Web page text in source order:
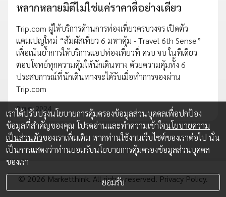
หลากหลายมิติไม่ใช่แค่ราคาดีอย่างเดียว
Trip.com ผู้ให้บริการด้านการท่องเที่ยวครบวงจร เปิดตัว
แคมเปญใหม่ “สัมผัสเที่ยว 6 มหาคุ้ม - Travel 6th Sense”
เพื่อเน้นย้ำการให้บริการแอปท่องเที่ยวที่ ครบ จบ ในทีเดียว
ตอบโจทย์ทุกความคุ้มให้นักเดินทาง ด้วยความคุ้มทั้ง 6
ประสบการณ์ที่นักเดินทางจะได้รับเมื่อทำการจองผ่าน
Trip.com
2 ต.ค. 2024
© 2026 Marketthink. All rights reserved. Privacy Policy.
เราได้ปรับปรุงนโยบายการคุ้มครองข้อมูลส่วนบุคคลเพื่อปกป้อง
ข้อมูลที่สำคัญของคุณ โปรดอ่านและทำความเข้าใจนโยบายความ
เป็นส่วนตัวของเราเพิ่มเติม หากท่านใช้งานเว็บไซต์ของเราต่อไป นั่น
เป็นการแสดงว่าท่านยอมรับนโยบายการคุ้มครองข้อมูลส่วนบุคคล
ของเรา
ยอมรับ